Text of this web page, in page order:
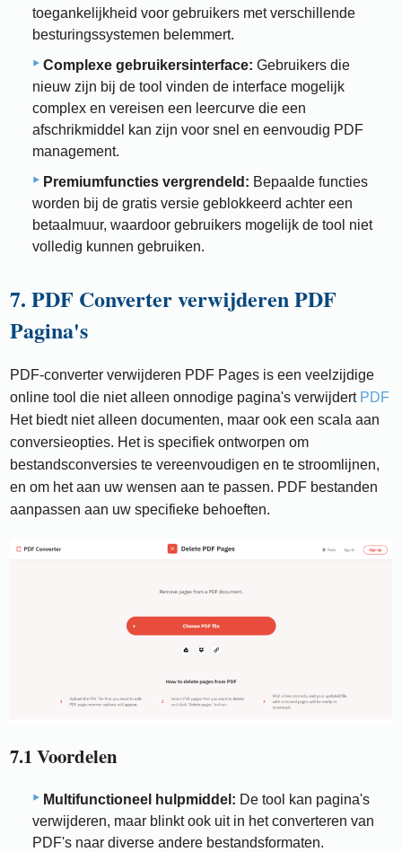
toegankelijkheid voor gebruikers met verschillende
besturingssystemen belemmert.
Complexe gebruikersinterface: Gebruikers die
nieuw zijn bij de tool vinden de interface mogelijk
complex en vereisen een leercurve die een
afschrikmiddel kan zijn voor snel en eenvoudig PDF
management.
Premiumfuncties vergrendeld: Bepaalde functies
worden bij de gratis versie geblokkeerd achter een
betaalmuur, waardoor gebruikers mogelijk de tool niet
volledig kunnen gebruiken.
7. PDF Converter verwijderen PDF
Pagina's
PDF-converter verwijderen PDF Pages is een veelzijdige
online tool die niet alleen onnodige pagina's verwijdert PDF
Het biedt niet alleen documenten, maar ook een scala aan
conversieopties. Het is specifiek ontworpen om
bestandsconversies te vereenvoudigen en te stroomlijnen,
en om het aan uw wensen aan te passen. PDF bestanden
aanpassen aan uw specifieke behoeften.
7.1 Voordelen
Multifunctioneel hulpmiddel: De tool kan pagina's
verwijderen, maar blinkt ook uit in het converteren van
PDF's naar diverse andere bestandsformaten.